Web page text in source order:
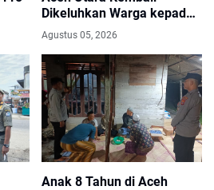
Dikeluhkan Warga kepada
Anggota DPRK
Agustus 05, 2026
Anak 8 Tahun di Aceh